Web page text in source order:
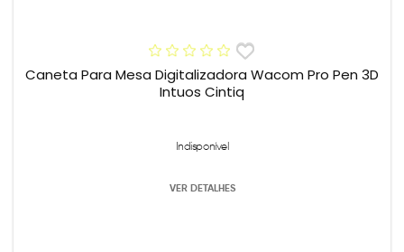
Caneta Para Mesa Digitalizadora Wacom Pro Pen 3D
Intuos Cintiq
Indisponível
VER DETALHES